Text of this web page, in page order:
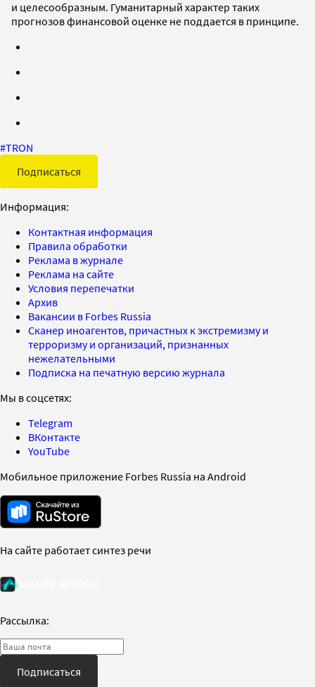
и целесообразным. Гуманитарный характер таких
прогнозов финансовой оценке не поддается в принципе.
#TRON
Подписаться
Информация:
Контактная информация
Правила обработки
Реклама в журнале
Реклама на сайте
Условия перепечатки
Архив
Вакансии в Forbes Russia
Сканер иноагентов, причастных к экстремизму и
терроризму и организаций, признанных
нежелательными
Подписка на печатную версию журнала
Мы в соцсетях:
Telegram
ВКонтакте
YouTube
Мобильное приложение Forbes Russia на Android
На сайте работает синтез речи
Рассылка:
Подписаться